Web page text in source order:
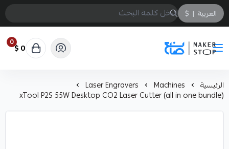
العربية |
$
صانع
0 0 $
الرئيسية Machines
Laser Engravers
xTool P2S 55W Desktop CO2 Laser Cutter (all in one bundle)